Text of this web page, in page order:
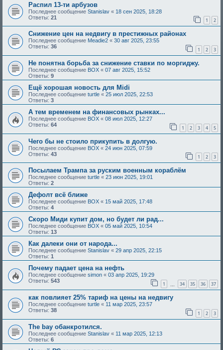
Распил 13-ти арбузов
Последнее сообщение Stanislav « 18 сен 2025, 18:28
Ответы: 21 1 2
Снижение цен на недвигу в престижных районах
Последнее сообщение Meadie2 « 30 авг 2025, 23:55
Ответы: 36 1 2 3
Не понятна борьба за снижение ставки по моргиджу.
Последнее сообщение BOX « 07 авг 2025, 15:52
Ответы: 9
Ещё хорошая новость для Midi
Последнее сообщение turtle « 25 июл 2025, 22:53
Ответы: 3
А тем временем на финансовых рынках...
Последнее сообщение BOX « 08 июл 2025, 12:27
Ответы: 64 1 2 3 4 5
Чего бы не стоило прикупить в долгую.
Последнее сообщение BOX « 24 июн 2025, 07:59
Ответы: 43 1 2 3
Посылаем Трампа за руским военным кораблём
Последнее сообщение turtle « 23 июн 2025, 19:01
Ответы: 2
Дефолт всё ближе
Последнее сообщение BOX « 15 май 2025, 17:48
Ответы: 4
Скоро Миди купит дом, но будет ли рад...
Последнее сообщение BOX « 05 май 2025, 10:54
Ответы: 13
Как далеки они от народа...
Последнее сообщение Stanislav « 29 апр 2025, 22:15
Ответы: 1
Почему падает цена на нефть
Последнее сообщение simon « 03 апр 2025, 19:29
Ответы: 543 1 34 35 36 37
как повлияет 25% тариф на цены на недвигу
Последнее сообщение turtle « 11 мар 2025, 23:57
Ответы: 38 1 2 3
The bay обанкротился.
Последнее сообщение Stanislav « 11 мар 2025, 12:13
Ответы: 6